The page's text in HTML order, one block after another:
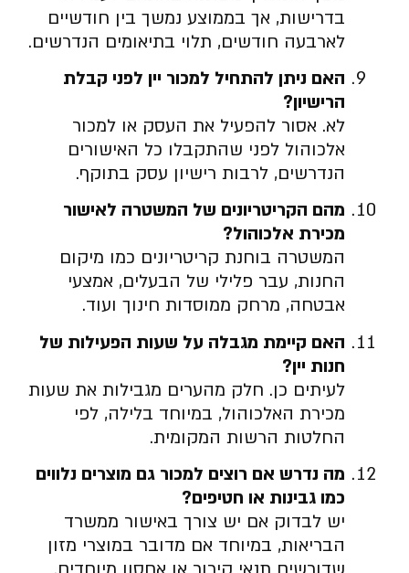
בדרישות, אך בממוצע נמשך בין חודשיים
לארבעה חודשים, תלוי בתיאומים הנדרשים.
האם ניתן להתחיל למכור יין לפני קבלת
הרישיון?
לא. אסור להפעיל את העסק או למכור
אלכוהול לפני שהתקבלו כל האישורים
הנדרשים, לרבות רישיון עסק בתוקף.
מהם הקריטריונים של המשטרה לאישור
מכירת אלכוהול?
המשטרה בוחנת קריטריונים כמו מיקום
החנות, עבר פלילי של הבעלים, אמצעי
אבטחה, מרחק ממוסדות חינוך ועוד.
האם קיימת מגבלה על שעות הפעילות של
חנות יין?
לעיתים כן. חלק מהערים מגבילות את שעות
מכירת האלכוהול, במיוחד בלילה, לפי
החלטות הרשות המקומית.
מה נדרש אם רוצים למכור גם מוצרים נלווים
כמו גבינות או חטיפים?
יש לבדוק אם יש צורך באישור ממשרד
הבריאות, במיוחד אם מדובר במוצרי מזון